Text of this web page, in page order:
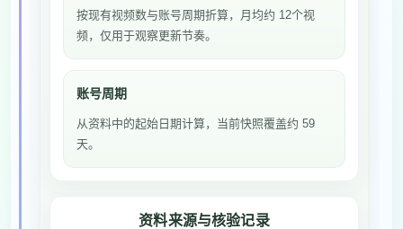
按现有视频数与账号周期折算，月均约 12个视
频，仅用于观察更新节奏。
账号周期
从资料中的起始日期计算，当前快照覆盖约 59
天。
资料来源与核验记录